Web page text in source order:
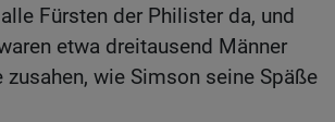
Fürsten der Philister da, und
etwa dreitausend Männer
zusahen, wie Simson seine Späße